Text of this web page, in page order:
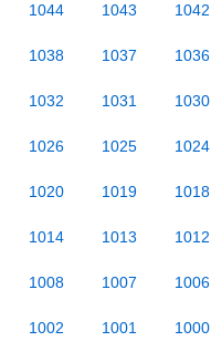
1044 1043 1042
1038 1037 1036
1032 1031 1030
1026 1025 1024
1020 1019 1018
1014 1013 1012
1008 1007 1006
1002 1001 1000